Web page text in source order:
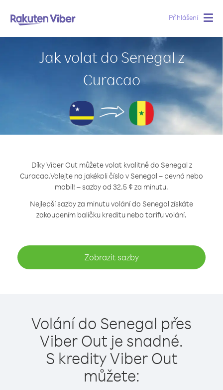
Přihlášení
Jak volat do Senegal z
Curacao
Díky Viber Out můžete volat kvalitně do Senegal z
Curacao.Volejte na jakékoli číslo v Senegal – pevná nebo
mobil! – sazby od 32.5 ¢ za minutu.
Nejlepší sazby za minutu volání do Senegal získáte
zakoupením balíčku kreditu nebo tarifu volání.
Zobrazit sazby
Volání do Senegal přes
Viber Out je snadné.
S kredity Viber Out
můžete: